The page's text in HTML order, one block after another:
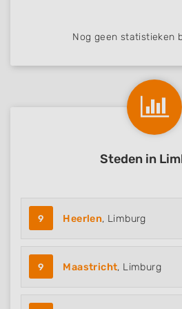
Nog geen statistieken
Steden in
9 Heerlen, Limburg
9 Maastricht, Limburg